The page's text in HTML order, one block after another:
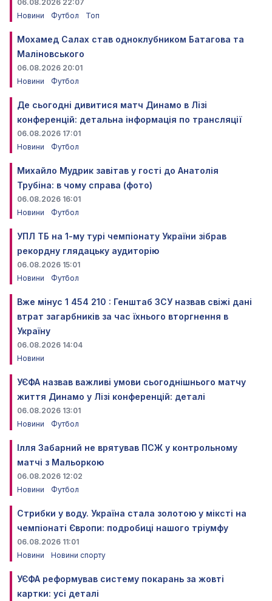
06.08.2026 22:07
Новини
Футбол Топ
Мохамед Салах став одноклубником Батагова та
Маліновського
06.08.2026 20:01
Новини
Футбол
Де сьогодні дивитися матч Динамо в Лізі
конференцій: детальна інформація по трансляції
06.08.2026 17:01
Новини
Футбол
Михайло Мудрик завітав у гості до Анатолія
Трубіна: в чому справа (фото)
06.08.2026 16:01
Новини
Футбол
УПЛ ТБ на 1-му турі чемпіонату України зібрав
рекордну глядацьку аудиторію
06.08.2026 15:01
Новини
Футбол
Вже мінус 1 454 210 : Генштаб ЗСУ назвав свіжі дані
втрат загарбників за час їхнього вторгнення в
Україну
06.08.2026 14:04
Новини
УЄФА назвав важливі умови сьогоднішнього матчу
життя Динамо у Лізі конференцій: деталі
06.08.2026 13:01
Новини
Футбол
Ілля Забарний не врятував ПСЖ у контрольному
матчі з Мальоркою
06.08.2026 12:02
Новини
Футбол
Стрибки у воду. Україна стала золотою у міксті на
чемпіонаті Європи: подробиці нашого тріумфу
06.08.2026 11:01
Новини
Новини спорту
УЄФА реформував систему покарань за жовті
картки: усі деталі